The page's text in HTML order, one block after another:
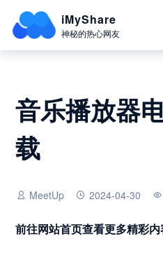
iMyShare
神秘的热心网友
音乐播放器
载
MeetUp 2024-04-30
前往网站首页查看更多精彩